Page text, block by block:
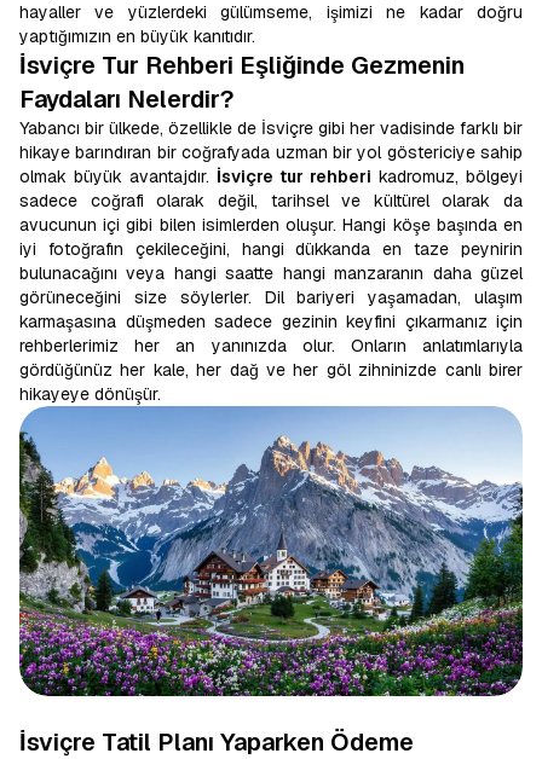
hayaller ve yüzlerdeki gülümseme, işimizi ne kadar doğru
yaptığımızın en büyük kanıtıdır.
İsviçre Tur Rehberi Eşliğinde Gezmenin
Faydaları Nelerdir?
Yabancı bir ülkede, özellikle de İsviçre gibi her vadisinde farklı bir
hikaye barındıran bir coğrafyada uzman bir yol göstericiye sahip
olmak büyük avantajdır. İsviçre tur rehberi kadromuz, bölgeyi
sadece coğrafi olarak değil, tarihsel ve kültürel olarak da
avucunun içi gibi bilen isimlerden oluşur. Hangi köşe başında en
iyi fotoğrafın çekileceğini, hangi dükkanda en taze peynirin
bulunacağını veya hangi saatte hangi manzaranın daha güzel
görüneceğini size söylerler. Dil bariyeri yaşamadan, ulaşım
karmaşasına düşmeden sadece gezinin keyfini çıkarmanız için
rehberlerimiz her an yanınızda olur. Onların anlatımlarıyla
gördüğünüz her kale, her dağ ve her göl zihninizde canlı birer
hikayeye dönüşür.
İsviçre Tatil Planı Yaparken Ödeme